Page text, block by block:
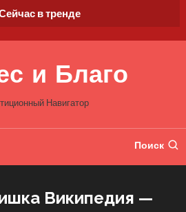
в тренде
и Благо
Навигатор
Поиск
Википедия —